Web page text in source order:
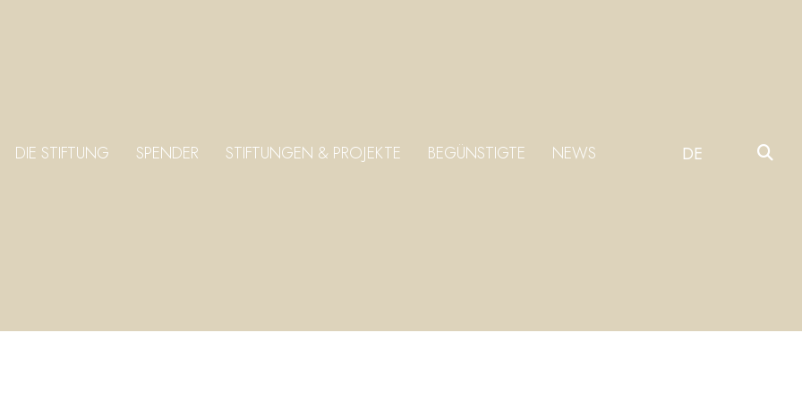
DIE STIFTUNG SPENDER STIFTUNGEN & PROJEKTE BEGÜNSTIGTE NEWS DE